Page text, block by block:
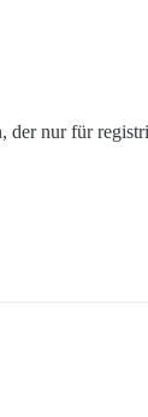
nur für